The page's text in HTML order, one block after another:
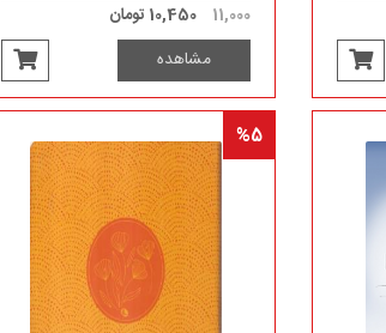
11,000 10,450 تومان
مشاهده
%5